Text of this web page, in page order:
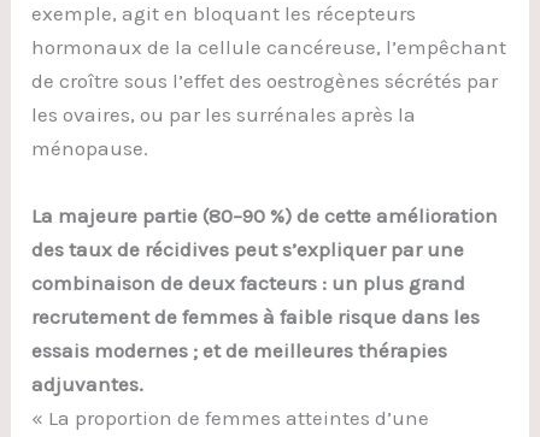
exemple, agit en bloquant les récepteurs
hormonaux de la cellule cancéreuse, l’empêchant
de croître sous l’effet des oestrogènes sécrétés par
les ovaires, ou par les surrénales après la
ménopause.
La majeure partie (80–90 %) de cette amélioration
des taux de récidives peut s’expliquer par une
combinaison de deux facteurs : un plus grand
recrutement de femmes à faible risque dans les
essais modernes ; et de meilleures thérapies
adjuvantes.
« La proportion de femmes atteintes d’une